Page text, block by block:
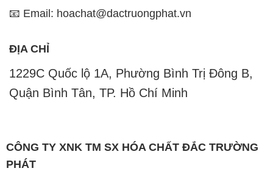
Quận Bình Tân, TP. Hồ Chí Minh
CÔNG TY XNK TM SX HÓA CHẤT ĐẮC TRƯỜNG
PHÁT
một công ty chuyên kinh doanh và phân phối các loại
hóa chất công nghiệp để đáp ứng nhu cầu sử dụng